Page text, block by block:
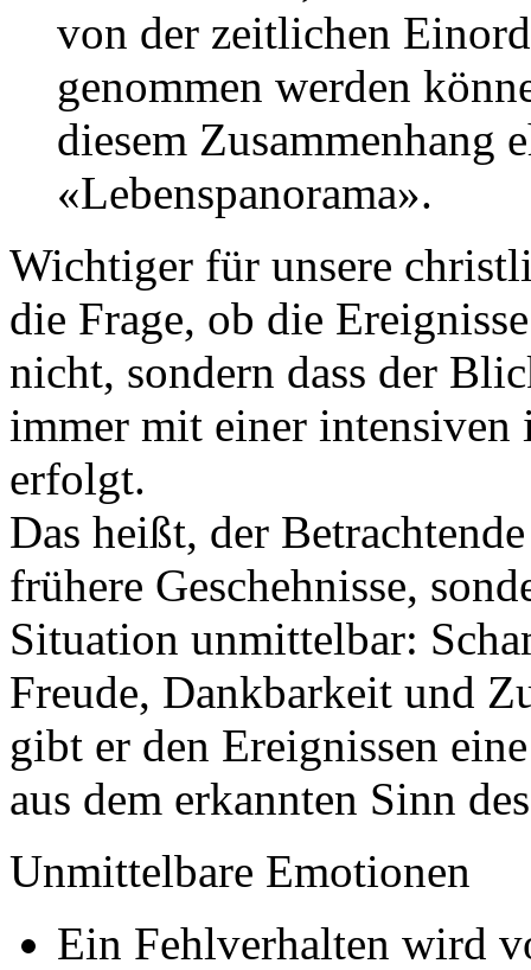
von der zeitlichen
genommen werden
diesem Zusammenhang
«Lebenspanorama».
Wichtiger für unsere
die Frage, ob die
nicht, sondern dass der
immer mit einer
erfolgt.
Das heißt, der
frühere Geschehnisse,
Situation unmittelbar:
Freude, Dankbarkeit und
gibt er den Ereignissen
aus dem erkannten Sinn
Unmittelbare Emotionen
Ein Fehlverhalten wird